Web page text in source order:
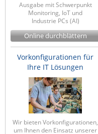
Ausgabe mit Schwerpunkt
Monitoring, IoT und
Industrie PCs (AI)
Online durchblättern
Vorkonfigurationen für
Ihre IT Lösungen
Wir bieten Vorkonfigurationen,
um Ihnen den Einsatz unserer